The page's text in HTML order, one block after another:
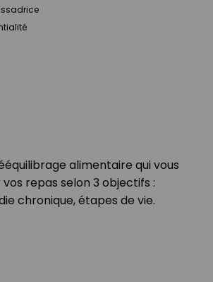
alimentaire qui vous
repas selon 3 objectifs :
chronique, étapes de vie.